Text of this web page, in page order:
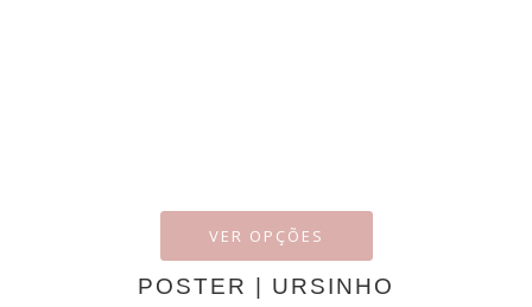
VER OPÇÕES
POSTER | URSINHO